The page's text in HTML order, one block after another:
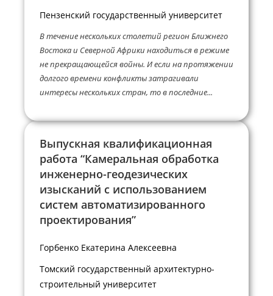
Пензенский государственный университет
В течение нескольких столетий регион Ближнего
Востока и Северной Африки находиться в режиме
не прекращающейся войны. И если на протяжении
долгого времени конфликты затрагивали
интересы нескольких стран, то в последние...
Выпускная квалификационная
работа “Камеральная обработка
инженерно-геодезических
изысканий с использованием
систем автоматизированного
проектирования”
Горбенко Екатерина Алексеевна
Томский государственный архитектурно-
строительный университет